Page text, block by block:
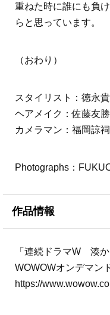
重ねた時に誰にも負
らと思っています。
（おわり）
スタイリスト：徳永貴
ヘアメイク：佐藤友勝
カメラマン：福岡諒祠
Photographs：
作品情報
「連続ドラマW 湊か
WOWOWオンデマン
https://